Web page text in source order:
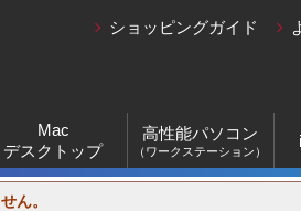
Mac
デスクトップ
高性能パソコン
（ワークステーション）
ショッピングガイド
ん。